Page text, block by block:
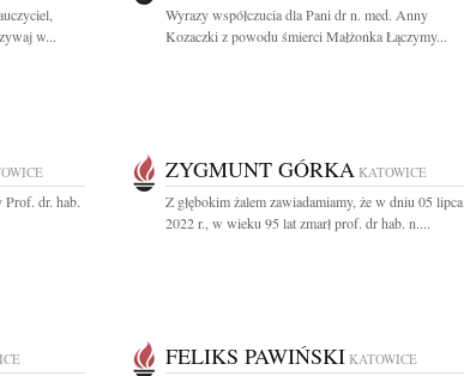
w...
Wyrazy współczucia dla Pani dr n. med. Anny
Kozaczki z powodu śmierci Małżonka Łączymy...
Prof. dr. hab.
ZYGMUNT GÓRKA KATOWICE
Z głębokim żalem zawiadamiamy, że w dniu 05 lipca
2022 r., w wieku 95 lat zmarł prof. dr hab. n....
FELIKS PAWIŃSKI KATOWICE